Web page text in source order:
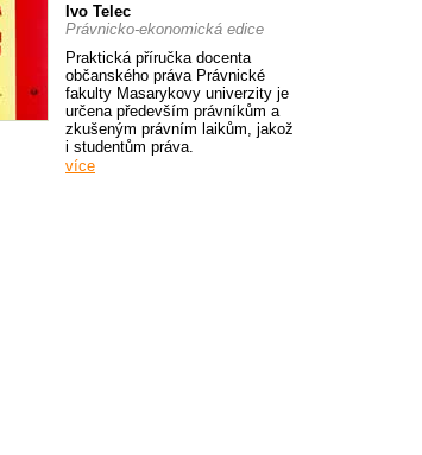
Ivo Telec
Právnicko-ekonomická edice
Praktická příručka docenta
občanského práva Právnické
fakulty Masarykovy univerzity je
určena především právníkům a
zkušeným právním laikům, jakož
i studentům práva.
více